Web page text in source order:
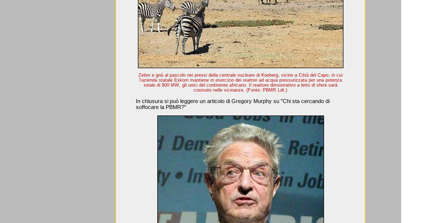
Zebre e gnù al pascolo nei pressi della centrale nucleare di Koeberg, vicino a Città del Capo, in cui
l'azienda statale Eskom mantiene in esercizio dei reattori ad acqua pressurizzata per una potenza
totale di 900 MW, gli unici del continente africano. Il reattore dimostrativo a letto di sfere sarà
costruito nelle vicinanze. (Fonte: PBMR Ldt.)
In chiusura si può leggere un articolo di Gregory Murphy su "Chi sta cercando di
soffocare la PBMR?"